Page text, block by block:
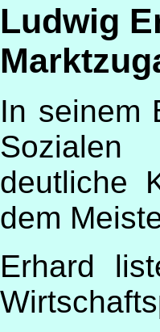
Ludwig
In seinem
Sozialen
deutliche
dem
Erhard